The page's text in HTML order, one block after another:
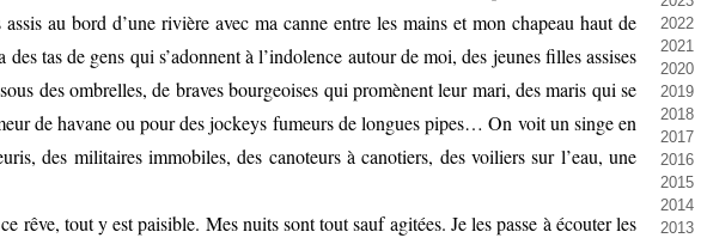
au bord d’une rivière avec ma canne entre les mains et mon chapeau haut de
tas de gens qui s’adonnent à l’indolence autour de moi, des jeunes filles assises
des ombrelles, de braves bourgeoises qui promènent leur mari, des maris qui se
de havane ou pour des jockeys fumeurs de longues pipes… On voit un singe en
des militaires immobiles, des canoteurs à canotiers, des voiliers sur l’eau, une
rêve, tout y est paisible. Mes nuits sont tout sauf agitées. Je les passe à écouter les
2022
2021
2020
2019
2018
2017
2016
2015
2014
2013